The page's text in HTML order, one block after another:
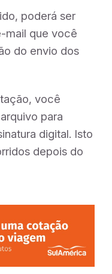
poderá ser
mail que você
do envio dos
você
para
digital. Isto
depois do